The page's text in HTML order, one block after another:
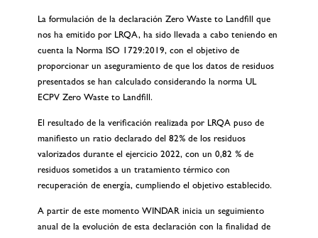
La formulación de la declaración Zero Waste to Landfill que
nos ha emitido por LRQA, ha sido llevada a cabo teniendo en
cuenta la Norma ISO 1729:2019, con el objetivo de
proporcionar un aseguramiento de que los datos de residuos
presentados se han calculado considerando la norma UL
ECPV Zero Waste to Landfill.
El resultado de la verificación realizada por LRQA puso de
manifiesto un ratio declarado del 82% de los residuos
valorizados durante el ejercicio 2022, con un 0,82 % de
residuos sometidos a un tratamiento térmico con
recuperación de energía, cumpliendo el objetivo establecido.
A partir de este momento WINDAR inicia un seguimiento
anual de la evolución de esta declaración con la finalidad de